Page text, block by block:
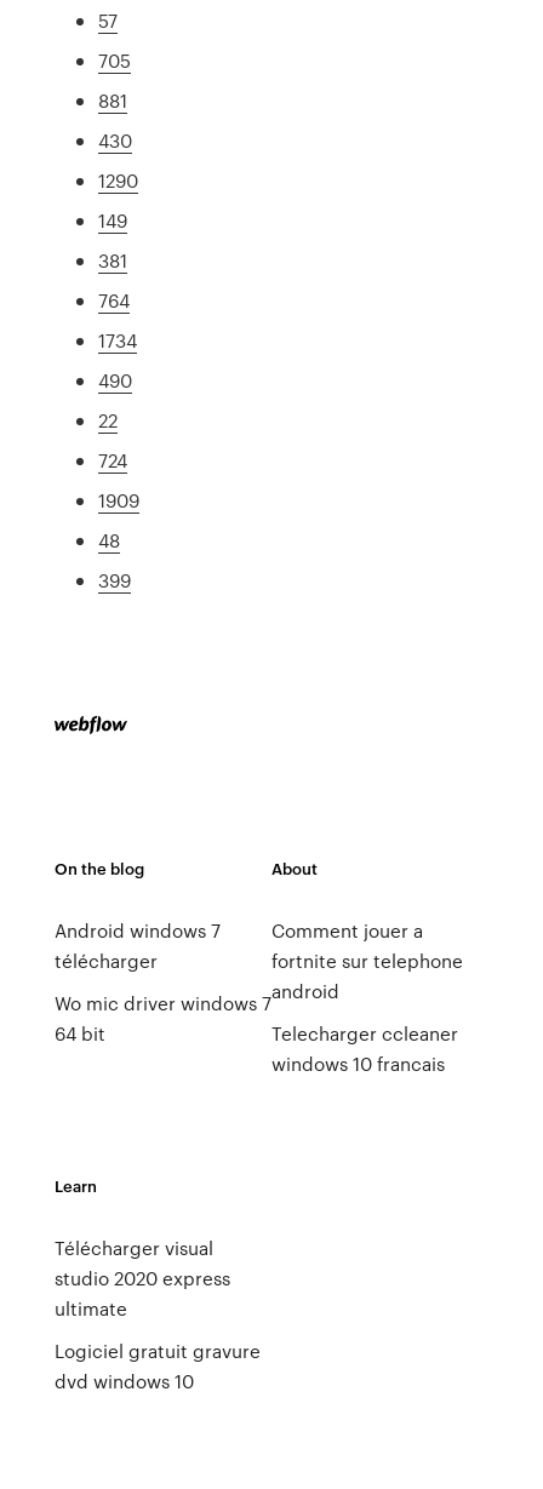
57
705
881
430
1290
149
381
764
1734
490
22
724
1909
48
399
On the blog
Android windows 7
télécharger
Wo mic driver windows 7
64 bit
About
Comment jouer a
fortnite sur telephone
android
Telecharger ccleaner
windows 10 francais
Learn
Télécharger visual
studio 2020 express
ultimate
Logiciel gratuit gravure
dvd windows 10